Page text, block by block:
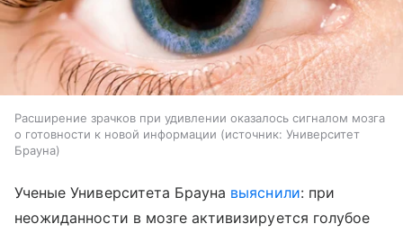
Расширение зрачков при удивлении оказалось сигналом мозга
о готовности к новой информации
источник: Университет
Брауна
Ученые Университета Брауна выяснили: при
неожиданности в мозге активизируется голубое